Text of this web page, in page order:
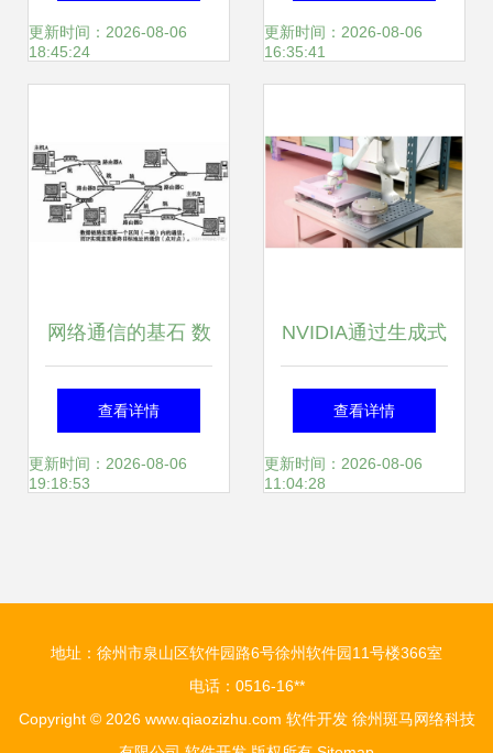
点与数据处理服务
更新时间：2026-08-06
18:45:24
作业与赛项实践并
更新时间：2026-08-06
16:35:41
网络通信的基石 数
据链路层与数据服
务的深度解析
查看详情
更新时间：2026-08-06
19:18:53
NVIDIA通过生成式
物理AI进一步扩展
Omniverse数据处
查看详情
更新时间：2026-08-06
11:04:28
地址：徐州市泉山区软件园路6号徐州软件园11号楼366室
电话：0516-16**
Copyright © 2026 www.qiaozizhu.com 软件开发 徐州斑马网络科技